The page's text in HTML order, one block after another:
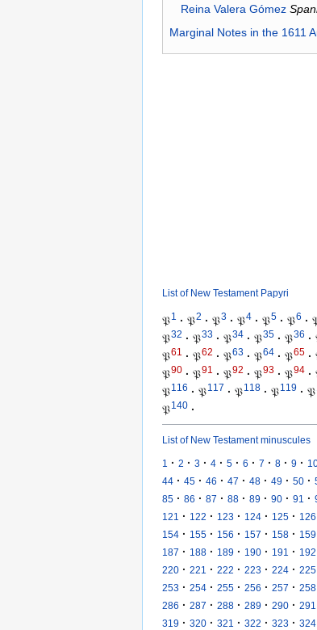
Reina Valera Gómez
Marginal Notes in the 1611
List of New Testament Papyri
𝔓1 · 𝔓2 · 𝔓3 · 𝔓4 · 𝔓5 · 𝔓6 ·
𝔓32 · 𝔓33 · 𝔓34 · 𝔓35 · 𝔓36 ·
𝔓61 · 𝔓62 · 𝔓63 · 𝔓64 · 𝔓65 ·
𝔓90 · 𝔓91 · 𝔓92 · 𝔓93 · 𝔓94 ·
𝔓116 · 𝔓117 · 𝔓118 · 𝔓119 · 𝔓
𝔓140 ·
List of New Testament minuscules
1 · 2 · 3 · 4 · 5 · 6 · 7 · 8 · 9 ·
44 · 45 · 46 · 47 · 48 · 49 · 50 ·
85 · 86 · 87 · 88 · 89 · 90 · 91 ·
121 · 122 · 123 · 124 · 125 · 126
154 · 155 · 156 · 157 · 158 · 159
187 · 188 · 189 · 190 · 191 · 192
220 · 221 · 222 · 223 · 224 · 225
253 · 254 · 255 · 256 · 257 · 258
286 · 287 · 288 · 289 · 290 · 291
319 · 320 · 321 · 322 · 323 · 324